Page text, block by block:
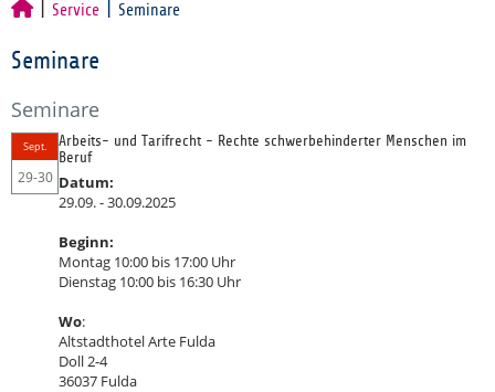
Service Seminare
Seminare
Seminare
Sept.
29-30
Arbeits- und Tarifrecht - Rechte schwerbehinderter Menschen im
Beruf
Datum:
29.09. - 30.09.2025
Beginn:
Montag 10:00 bis 17:00 Uhr
Dienstag 10:00 bis 16:30 Uhr
Wo:
Altstadthotel Arte Fulda
Doll 2-4
36037 Fulda